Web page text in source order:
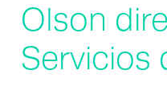
Olson
Servicios